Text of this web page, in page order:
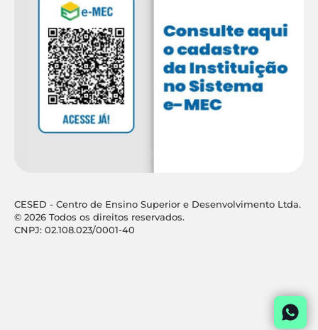
CESED - Centro de Ensino Superior e Desenvolvimento Ltda.
© 2026 Todos os direitos reservados.
CNPJ: 02.108.023/0001-40